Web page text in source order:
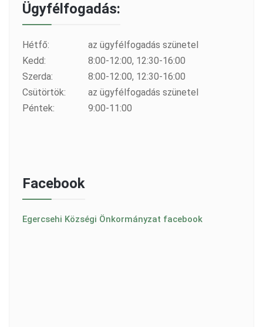
Ügyfélfogadás:
Hétfő:
az ügyfélfogadás szünetel
Kedd:
8:00-12:00, 12:30-16:00
Szerda:
8:00-12:00, 12:30-16:00
Csütörtök:
az ügyfélfogadás szünetel
Péntek:
9:00-11:00
Facebook
Egercsehi Községi Önkormányzat facebook